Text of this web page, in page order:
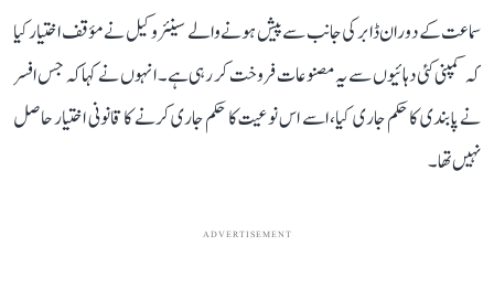
سماعت کے دوران ڈابر کی جانب سے پیش ہونے والے سینئر وکیل نے مؤقف اختیار کیا
کہ کمپنی کئی دہائیوں سے یہ مصنوعات فروخت کر رہی ہے۔ انہوں نے کہا کہ جس افسر
نے پابندی کا حکم جاری کیا، اسے اس نوعیت کا حکم جاری کرنے کا قانونی اختیار حاصل
نہیں تھا۔
ADVERTISEMENT